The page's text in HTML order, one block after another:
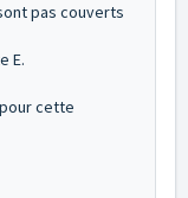
pas couverts
E.
cette